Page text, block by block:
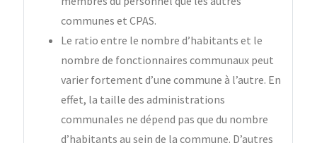
communes et CPAS.
Le ratio entre le nombre d’habitants et le
nombre de fonctionnaires communaux peut
varier fortement d’une commune à l’autre. En
effet, la taille des administrations
communales ne dépend pas que du nombre
d’habitants au sein de la commune. D’autres